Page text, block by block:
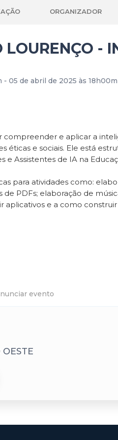
ORGANIZADOR
LOURENÇO -
- 05 de abril de 2025 às 18h00m
compreender e aplicar a
éticas e sociais. Ele está
e Assistentes de IA na
para atividades como:
PDFs; elaboração de
aplicativos e a como
evento